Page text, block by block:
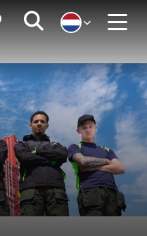
FavorietenZoeken